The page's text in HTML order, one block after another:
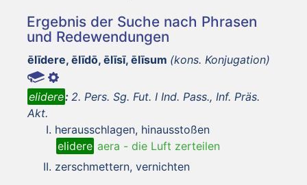
Ergebnis der Suche nach Phrasen
und Redewendungen
ēlīdere, ēlīdō, ēlīsī, ēlīsum (kons. Konjugation)
elidere: 2. Pers. Sg. Fut. I Ind. Pass., Inf. Präs.
Akt.
herausschlagen, hinausstoßen
elidere aera - die Luft zerteilen
zerschmettern, vernichten